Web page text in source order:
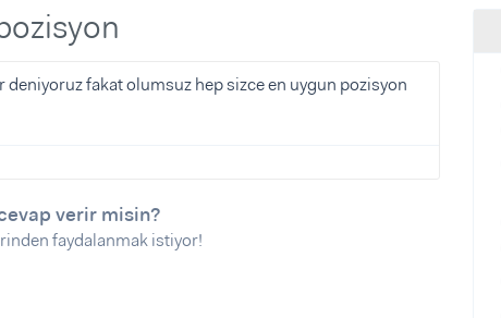
fakat olumsuz hep sizce en uygun pozisyon
verir misin?
faydalanmak istiyor!